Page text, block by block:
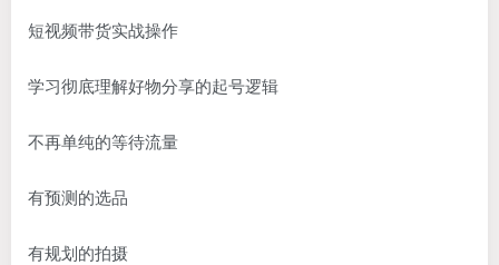
短视频带货实战操作
学习彻底理解好物分享的起号逻辑
不再单纯的等待流量
有预测的选品
有规划的拍摄